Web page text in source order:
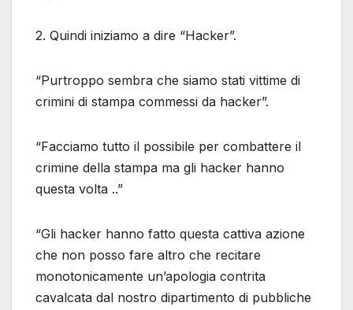
2. Quindi iniziamo a dire “Hacker”.
“Purtroppo sembra che siamo stati vittime di
crimini di stampa commessi da hacker”.
“Facciamo tutto il possibile per combattere il
crimine della stampa ma gli hacker hanno
questa volta ..”
“Gli hacker hanno fatto questa cattiva azione
che non posso fare altro che recitare
monotonicamente un’apologia contrita
cavalcata dal nostro dipartimento di pubbliche